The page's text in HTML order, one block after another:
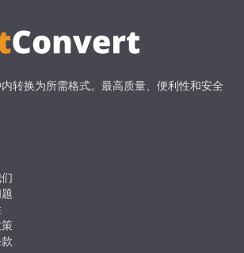
转换为所需格式。最高质量、便利性和安全